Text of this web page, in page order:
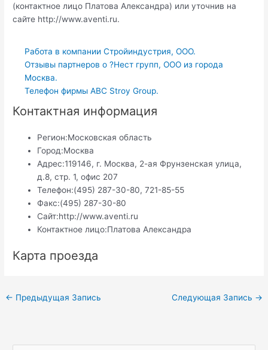
(контактное лицо Платова Александра) или уточнив на
сайте http://www.aventi.ru.
Работа в компании Стройиндустрия, ООО.
Отзывы партнеров о ?Нест групп, ООО из города
Москва.
Телефон фирмы ABC Stroy Group.
Контактная информация
Регион:Московская область
Город:Москва
Адрес:119146, г. Москва, 2-ая Фрунзенская улица,
д.8, стр. 1, офис 207
Телефон:(495) 287-30-80, 721-85-55
Факс:(495) 287-30-80
Сайт:http://www.aventi.ru
Контактное лицо:Платова Александра
Карта проезда
Навигация
← Предыдущая Запись Следующая Запись →